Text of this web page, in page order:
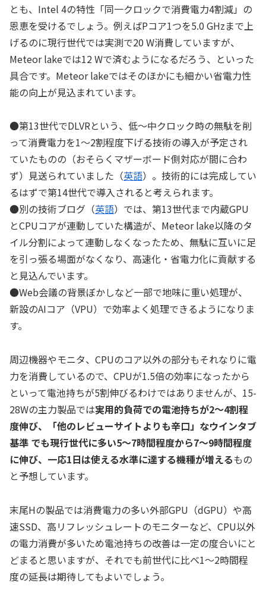
とも、Intel 4の特性「同一クロックで消費電力4割減」の
恩恵を受けるでしょう。例えばPコア1つを5.0 GHzまで上
げるのに現行世代では実測で20 W消費していますが、
Meteor lakeでは12 Wで済むようになるだろう、といった
具合です。Meteor lakeではそのほかにも細かい省電力性
能の向上が見込まれています。
●第13世代でDLVRという、低～中クロック時の無駄を削
って消費電力を1～2割程度下げる技術の導入が予定され
ていたものの（おそらくマザーボード側対応が間に合わ
ず）見送られていました（英語）。技術的には完成してい
るはずで第14世代で導入されると考えられます。
●別の技術ブログ（英語）では、第13世代まで内蔵GPU
とCPUコアが連動していた構造が、Meteor lake以降のタ
イル分割によって連動しなくなったため、無駄に互いに足
を引っ張る場面がなくなり、高速化・省電力化に貢献する
と見込んでいます。
●Web会議の背景ぼかしなど一部で地味に重い処理が、
新設のAIコア（VPU）で効率よく処理できるようになりま
す。
周辺機器やモニタ、CPUのコア以外の部分もそれなりに電
力を消費しているので、CPUが1.5倍の効率になったから
といって電池持ちが5割伸びるわけではありませんが、15-
28Wの主力製品では実用的負荷での電池持ちが2～4割程
度伸び、「他のレビューサイトよりも辛口」なウインタブ
基準 でも現行世代に多い5～7時間程度から7～9時間程度
に伸び、一応1日は使える水準に達する機種が増えるもの
と予想しています。
末尾Hの製品では消費電力の多い外部GPU（dGPU）や高
速SSD、高リフレッシュレートのモニターなど、CPU以外
の電力消費が多いため電池持ちの改善は一定の度合いにと
どまると思いますが、それでも前世代に比べ1～2時間程
度の延長は期待してもよいでしょう。